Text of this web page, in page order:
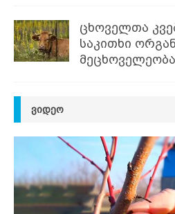
ცხოველთა
საკითხი
ᲕᲘᲓᲔᲝ